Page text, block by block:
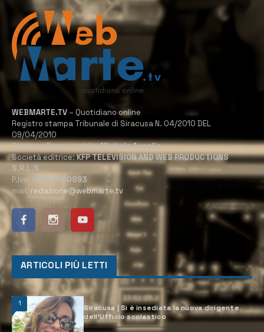
WEBMARTE.TV – Quotidiano online
Registro stampa Tribunale di Siracusa N. 04/2010 DEL
09/04/2010
Direttore Responsabile:Michele Accolla
Società editrice:KFP TELEVISION AND WEB PRODUCTIONS
S.R.L.S.
P.Iva: 02184950893
mail: redazione@webmarte.tv
ARTICOLI PIÙ LETTI
1
Siracusa | Si è insediata la nuova dirigente
dell’Ufficio scolastico